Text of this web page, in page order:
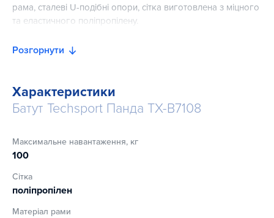
рама, сталеві U-подібні опори, сітка виготовлена ​​з міцного
та еластичного поліпропілену.
Конструкція батута, завдяки використанню сталевих
зробить тренування дитини на батуті безпечними та
комфортними. Для більшої безпеки простір під батутом
перекрито спеціальною ширмою з PVC.
Батут можна використовувати як на вулиці, так і в
приміщенні.
Розгорнути
Характеристики
Батут Techsport Панда TX-B7108
Максимальне навантаження, кг
100
Сітка
поліпропілен
Матеріал рами